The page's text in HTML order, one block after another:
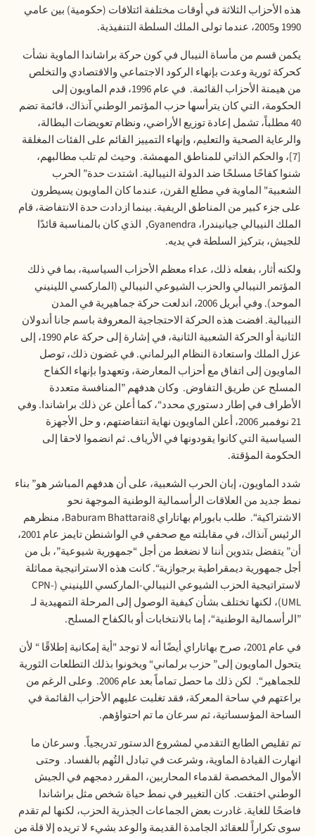
هذه الأحزاب الثلاثة في أوقات مختلفة ائتلافات (حكومية) بين عامي
1990 و2005، عندماتولى الملك السلطة التنفيذية.
يكمن قسم من مأساة النيبال فيكون حركة براشاندا الماوية نشأت
كحركةثورية وعدت بإنهاء الركود الاجتماعي والاقتصادي والتخلص
من هيمنة الأحزاب القائمة. في عام ، قدم الماويونإلى
الحكومة، التيكان يترأسها حزب المؤتمر الوطني آنذاك، قائمةتضم
40مطلباً،تشملإعادةتوزيع الأراضي، ونظامتعويضات البطالة،
والرعاية الصحية والتعليم، وإنهاء التمييز القائم على الفئات المغلقة
[7]
، والحكم الذاتي للمناطقالمهمشة. وحيث لمتلب مطالبهم،
شنواكفاحًا مسلحًا ضد الدولة النيبالية. اشتدت حدة” الحرب
الشعبية" الماوية في مطلع القرن، عندماكان الماويون يسيطرون
على جزءكبير من المناطقالريفية. بينما ازدادت حدة الانتفاضة، قام
الملك النيبالي جيانيندرا، الذيكان بالمناسبة قائدًا
للجيش، بتركيز السلطة في يديه.
ولكنه أثار، بفعله ذلك، عداء معظم الأحزاب السياسية، بما في ذلك
المؤتمر النيبالي والحزب الشيوعي النيبالي (الماركسي اللينيني
الموحد). وفي أبريل ، اندلعت حركة جماهيرية في المدن
النيبالية. افضت هذه الحركة الاحتجاجية المعروفة باسم جانا أندولان
الثانية أو الحركة الشعبية الثانية، فيإشارةإلى حركة عام ،إلى
عزل الملك واستعادة النظام البرلماني. فيغضون ذلك،توصل
الماويونإلى اتفاقمع أحزاب المعارضة، وتعهدوا بإنهاء الكفاح
المسلح عن طريقالتفاوض. وكان هدفهم”المنافسة متعددة
الأطراف فيإطار دستوري محدد“،كما أعلن عن ذلك براشاندا. وفي
21نوفمبر ، أعلن الماويون نهاية انتفاضتهم، و حل الأجهزة
السياسية التيكانوا يقودونها في الأرياف.ثم انضموا لاحقاإلى
الحكومة المؤقتة.
شدد الماويون،إبان الحرب الشعبية، على أن هدفهم المباشر هو” بناء
نمط جديد من العلاقات الرأسمالية الوطنية الموجهة نحو
الاشتراكية“. طلب بابورام بهاتاراي ، منظرهم
الرئيس آنذاك، في مقابلته مع صحفي في الواشنطنتايمز عام
،
أن” يتفضل بتدوين أننا لا نضغط من أجل“جمهورية شيوعية”، بل من
أجل جمهورية ديمقراطية برجوازية“.كانت هذه الاستراتيجية مماثلة
لاستراتيجية الحزب الشيوعي النيبالي-الماركسي اللينيني (CPN-
UML) ، لكنهاتختلف بشأنكيفية الوصولإلى المرحلة التمهيدية لـ
”الرأسمالية الوطنية“،إما بالانتخابات أو بالكفاح المسلح.
في عام ، صرح بهاتاراي أيضًا أنه لاتوجد"أيةإمكانيةإطلاقًا“ لأن
يتحول الماويونإلى” حزب برلماني“ ويخونوا بذلك التطلعات الثورية
للجماهير“. لكن ذلك ما حصلتماماً بعد عام وعلى الرغم من
براعتهم في ساحة المعركة، فقدتغلبت عليهم الأحزاب القائمة في
الساحة المؤسساتية،ثم سرعان ماتم احتواؤهم.
تمتقليص الطابع التقدمي لمشروع الدستور تدريجياً. وسرعان ما
انهارت القيادة الماوية، وشرعت فيتبادل التُهم بالفساد. وحتى
الأموال المخصصة لقدماء المحاربين، المقرر دمجهم في الجيش
الوطني اختفت.كان التغيير في نمط حياة شخص مثل براشاندا
فاضحًا للغاية.غادرت بعض الجماعات الجذرية الحزب، لكنها لمتقدم
سوىتكراراً للعقائد الجامدة القديمة والوعد بشيء لاتريدهإلا قلة من